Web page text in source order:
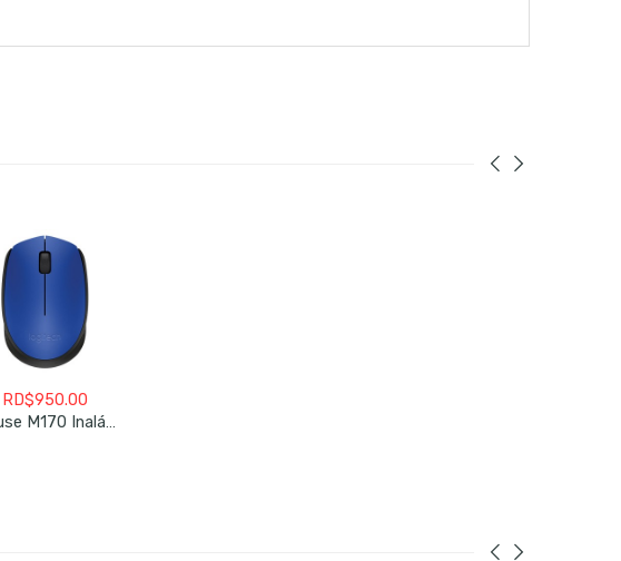
RD$950.00
Mouse M170 Inalámbrico Azul (910-004800)